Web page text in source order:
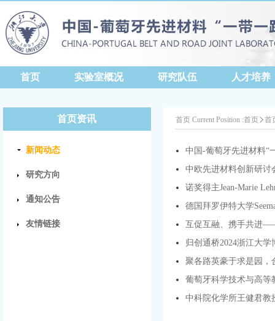
首页 实验室概况 研究队伍 人才培养
首页资讯
新闻动态
研究方向
通知公告
友情链接
首页 Current Position :首页 首
中国-葡萄牙先进材料“
中欧先进材料创新研讨
诺奖得主Jean-Marie
德国拜罗伊特大学
互促互融、携手共进
归创通桥2024浙江大
聚各路英豪于求是园
葡萄牙科学技术与高等
中科院化学所王健君教